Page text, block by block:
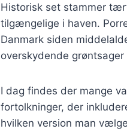
Historisk set stammer
tilgængelige i haven.
Danmark siden
overskydende
I dag findes der mange
fortolkninger, der
hvilken version man